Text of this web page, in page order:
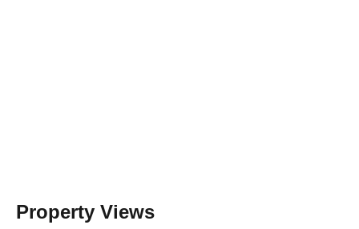
Property Views